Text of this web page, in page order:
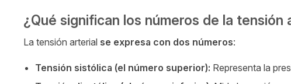
¿Qué significan los números de la tensión
La tensión arterial se expresa con dos números:
Tensión sistólica (el número superior): Representa la